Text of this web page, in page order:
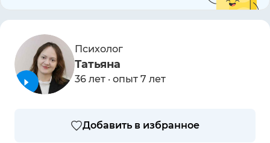
Психолог
Татьяна
36 лет · опыт 7 лет
Добавить в избранное